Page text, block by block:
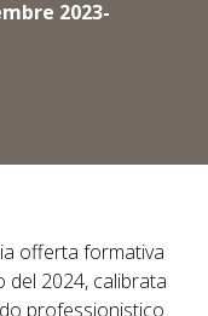
2023-
offerta formativa
del 2024, calibrata
professionistico